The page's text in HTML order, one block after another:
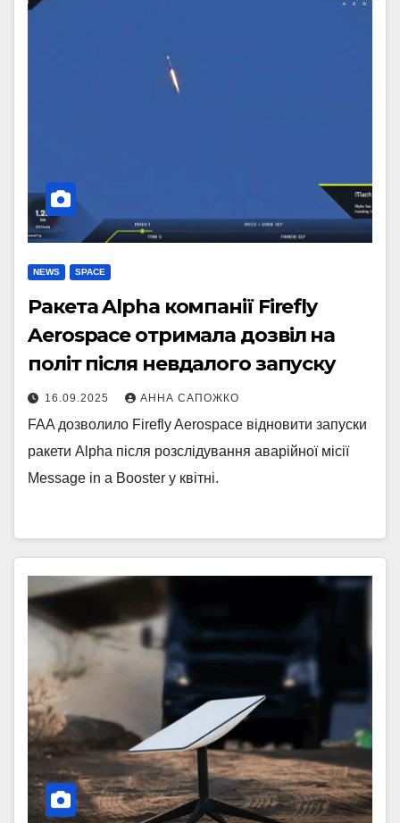
NEWS SPACE
Ракета Alpha компанії Firefly
Aerospace отримала дозвіл на
політ після невдалого запуску
16.09.2025 АННА САПОЖКО
FAA дозволило Firefly Aerospace відновити запуски
ракети Alpha після розслідування аварійної місії
Message in a Booster у квітні.